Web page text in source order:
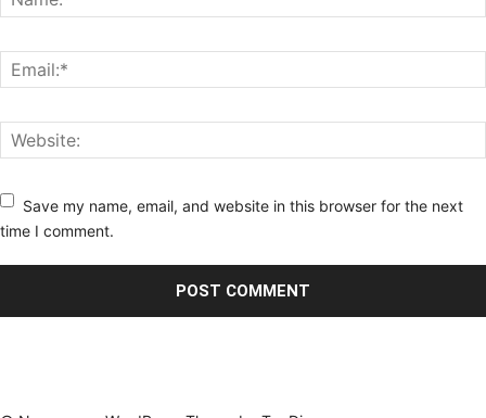
Save my name, email, and website in this browser for the next
time I comment.